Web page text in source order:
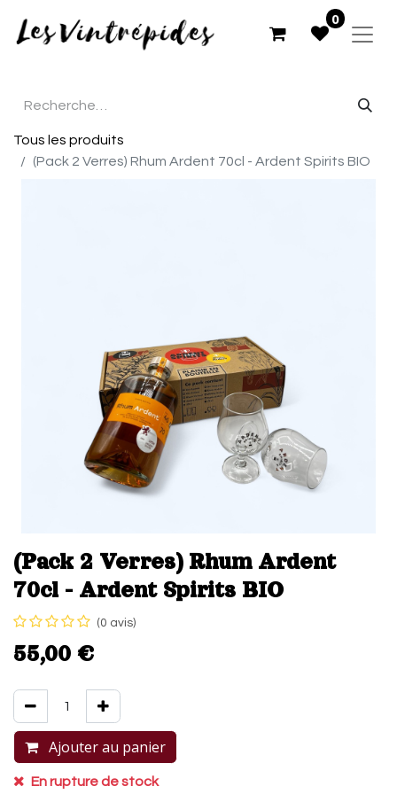
0
Tous les produits
(Pack 2 Verres) Rhum Ardent 70cl - Ardent Spirits BIO
(Pack 2 Verres) Rhum Ardent
70cl - Ardent Spirits BIO
(0 avis)
55,00 €
Ajouter au panier
En rupture de stock